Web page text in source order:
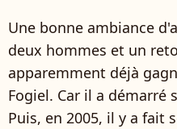
Une bonne ambiance
deux hommes et un
apparemment déjà
Fogiel. Car il a démarré
Puis, en 2005, il y a fait